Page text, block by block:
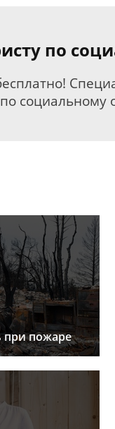
по
социальному
пожаре